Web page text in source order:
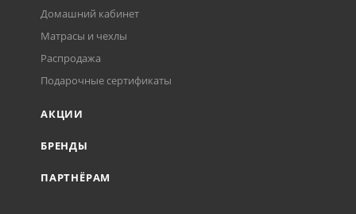
Домашний кабинет
Матрасы и чехлы
Распродажа
Подарочные сертификаты
АКЦИИ
БРЕНДЫ
ПАРТНЁРАМ